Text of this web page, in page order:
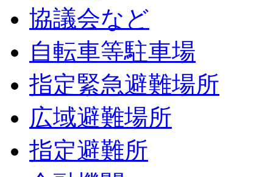
協議会など
自転車等駐車場
指定緊急避難場所
広域避難場所
指定避難所